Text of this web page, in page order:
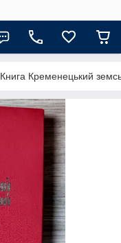
Книга Кременецький